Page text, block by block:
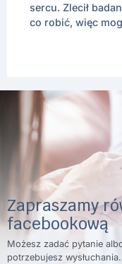
sercu. Zlecił
co robić, więc
Zapraszamy
facebookową
Możesz zadać pytanie
potrzebujesz